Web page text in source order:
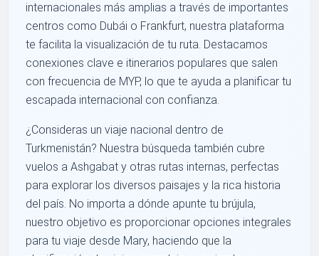
internacionales más amplias a través de importantes
centros como Dubái o Frankfurt, nuestra plataforma
te facilita la visualización de tu ruta. Destacamos
conexiones clave e itinerarios populares que salen
con frecuencia de MYP, lo que te ayuda a planificar tu
escapada internacional con confianza.
¿Consideras un viaje nacional dentro de
Turkmenistán? Nuestra búsqueda también cubre
vuelos a Ashgabat y otras rutas internas, perfectas
para explorar los diversos paisajes y la rica historia
del país. No importa a dónde apunte tu brújula,
nuestro objetivo es proporcionar opciones integrales
para tu viaje desde Mary, haciendo que la